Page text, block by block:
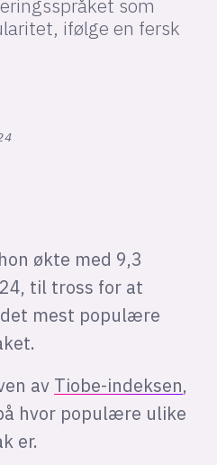
som
ifølge en fersk
økte med 9,3
til tross for at
mest populære
av Tiobe-indeksen,
hvor populære ulike
er.